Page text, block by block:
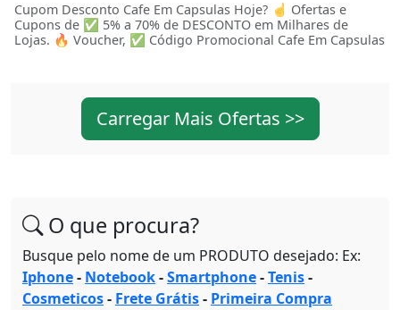
Cupom Desconto Cafe Em Capsulas Hoje? ☝ Ofertas e
Cupons de ✅ 5% a 70% de DESCONTO em Milhares de
Lojas. 🔥 Voucher, ✅ Código Promocional Cafe Em Capsulas
Carregar Mais Ofertas >>
O que procura?
Busque pelo nome de um PRODUTO desejado: Ex:
Iphone- Notebook-Smartphone-Tenis-
Cosmeticos- Frete Grátis- Primeira Compra